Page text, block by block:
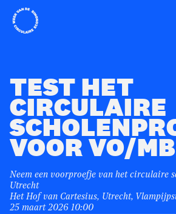
Home
TEST HET
CIRCULAIRE
VOOR VO/
Neem een voorproefje van het circulaire
Utrecht
Het Hof van Cartesius, Utrecht,
25 maart 2026 10:00